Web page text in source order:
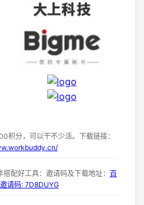
积分，可以干不少活。下载链接：
配好工具：邀请码及下载地址： 百
请码: 7D8DUYG